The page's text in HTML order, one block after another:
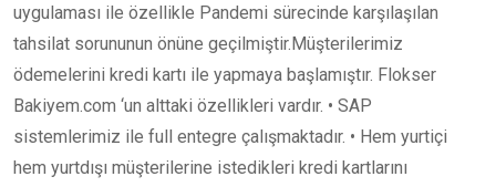
uygulaması ile özellikle Pandemi sürecinde karşılaşılan
tahsilat sorununun önüne geçilmiştir.Müşterilerimiz
ödemelerini kredi kartı ile yapmaya başlamıştır. Flokser
Bakiyem.com ‘un alttaki özellikleri vardır. • SAP
sistemlerimiz ile full entegre çalışmaktadır. • Hem yurtiçi
hem yurtdışı müşterilerine istedikleri kredi kartlarını